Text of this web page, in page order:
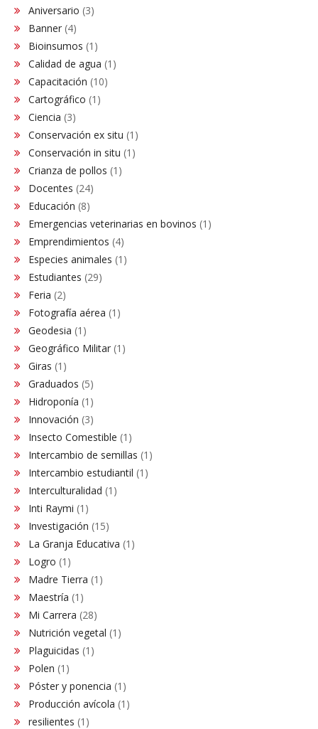
Aniversario (3)
Banner (4)
Bioinsumos (1)
Calidad de agua (1)
Capacitación (10)
Cartográfico (1)
Ciencia (3)
Conservación ex situ (1)
Conservación in situ (1)
Crianza de pollos (1)
Docentes (24)
Educación (8)
Emergencias veterinarias en bovinos (1)
Emprendimientos (4)
Especies animales (1)
Estudiantes (29)
Feria (2)
Fotografía aérea (1)
Geodesia (1)
Geográfico Militar (1)
Giras (1)
Graduados (5)
Hidroponía (1)
Innovación (3)
Insecto Comestible (1)
Intercambio de semillas (1)
Intercambio estudiantil (1)
Interculturalidad (1)
Inti Raymi (1)
Investigación (15)
La Granja Educativa (1)
Logro (1)
Madre Tierra (1)
Maestría (1)
Mi Carrera (28)
Nutrición vegetal (1)
Plaguicidas (1)
Polen (1)
Póster y ponencia (1)
Producción avícola (1)
resilientes (1)